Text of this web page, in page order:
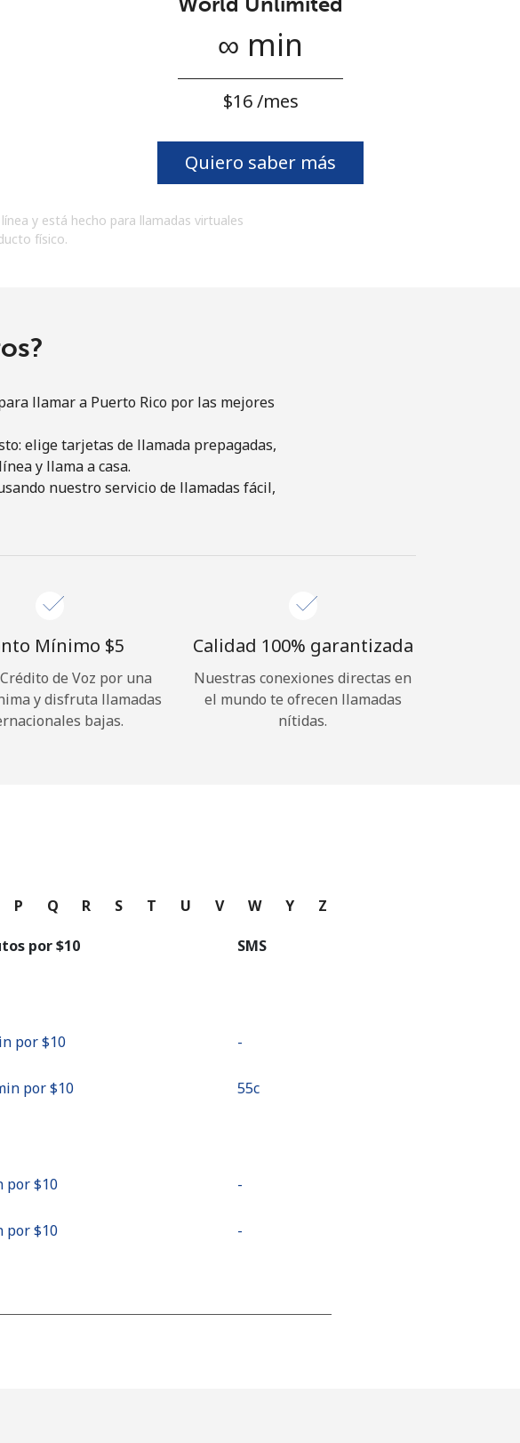
estoy de
→
contraseña? →
∞ min
⁦$16⁩ /mes
Quiero saber más
y está hecho para llamadas virtuales
físico.
llamar a Puerto Rico por las mejores
elige tarjetas de llamada prepagadas,
y llama a casa.
nuestro servicio de llamadas fácil,
Mínimo ⁦$5⁩
de Voz por una
y disfruta llamadas
bajas.
Calidad 100% garantizada
Nuestras conexiones directas en
el mundo te ofrecen llamadas
nítidas.
P Q R S T U V W Y Z
por ⁦$10⁩ SMS
por ⁦$10⁩ -
por ⁦$10⁩ ⁦55c⁩
por ⁦$10⁩ -
por ⁦$10⁩ -